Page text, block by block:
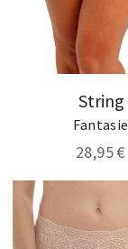
String
Fantasie
28,95 €